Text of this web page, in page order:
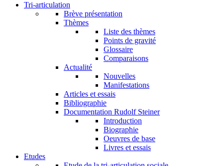
Tri-articulation
Brève présentation
Thèmes
Liste des thèmes
Points de gravité
Glossaire
Comparaisons
Actualité
Nouvelles
Manifestations
Articles et essais
Bibliographie
Documentation Rudolf Steiner
Introduction
Biographie
Oeuvres de base
Livres et essais
Etudes